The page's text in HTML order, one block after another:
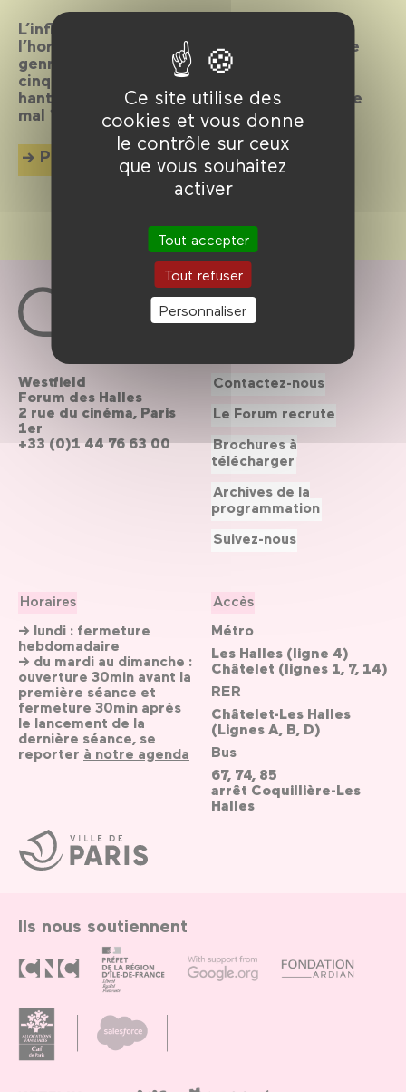
Ce site utilise des
cookies et vous donne
le contrôle sur ceux
que vous souhaitez
activer
Tout accepter
Tout refuser
Personnaliser
L’influence de Stephen King, maître de
l’horreur et de l’épouvante, sur le cinéma de
genre, est immense. Démonstration en une
cinquantaine de films autour d’une œuvre
hantée par une seule question : d’où vient le
mal ?
Plus d'info
Ville
de
Paris
Westfield
Forum des Halles
2 rue du cinéma, Paris
1er
+33 (0)1 44 76 63 00
Horaires
→ lundi : fermeture
hebdomadaire
→ du mardi au dimanche :
ouverture 30min avant la
première séance et
fermeture 30min après
le lancement de la
dernière séance, se
reporter à notre agenda
Accès
Métro
Les Halles (ligne 4)
Châtelet (lignes 1, 7, 14)
RER
Châtelet-Les Halles
(Lignes A, B, D)
Bus
67, 74, 85
arrêt Coquillière-Les
Halles
Contactez-nous
Le Forum recrute
Brochures à
télécharger
Archives de la
programmation
Suivez-nous
Ils nous soutiennent